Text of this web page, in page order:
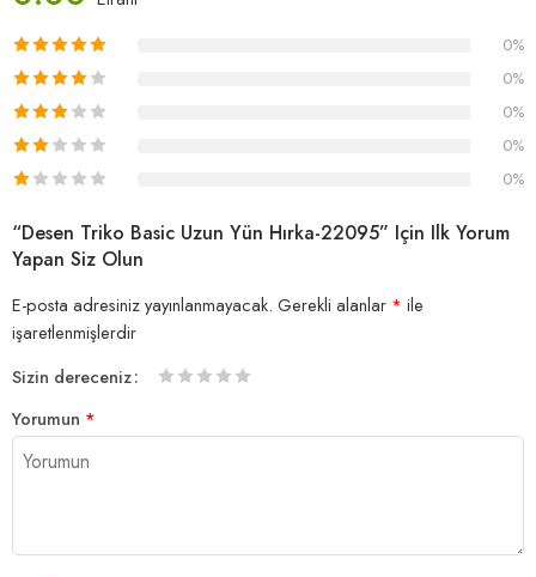
0%
0%
0%
0%
0%
“Desen Triko Basic Uzun Yün Hırka-22095” Için Ilk Yorum
Yapan Siz Olun
E-posta adresiniz yayınlanmayacak. Gerekli alanlar * ile
işaretlenmişlerdir
Sizin dereceniz
Yorumun *